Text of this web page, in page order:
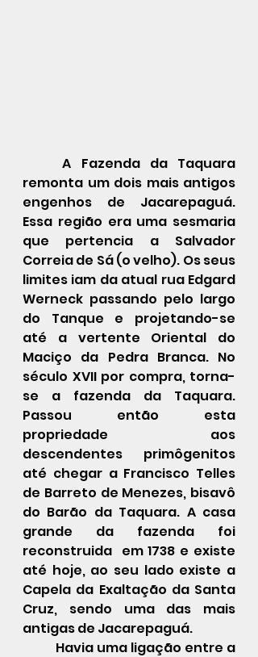
	A Fazenda da Taquara
remonta um dois mais antigos
engenhos de Jacarepaguá.
Essa região era uma sesmaria
que pertencia a Salvador
Correia de Sá (o velho). Os seus
limites iam da atual rua Edgard
Werneck passando pelo largo
do Tanque e projetando-se
até a vertente Oriental do
Maciço da Pedra Branca. No
século XVII por compra, torna-
se a fazenda da Taquara.
Passou então esta
propriedade aos
descendentes primôgenitos
até chegar a Francisco Telles
de Barreto de Menezes, bisavô
do Barão da Taquara. A casa
grande da fazenda foi
reconstruida  em 1738 e existe
até hoje, ao seu lado existe a
Capela da Exaltação da Santa
Cruz, sendo uma das mais
antigas de Jacarepaguá.